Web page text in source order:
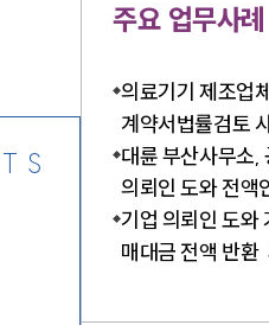
주요 업무사례
의료기기 제조업
계약서법률검토
대륜 부산사무소,
의뢰인 도와 전액
기업 의뢰인 도와
매대금 전액 반환